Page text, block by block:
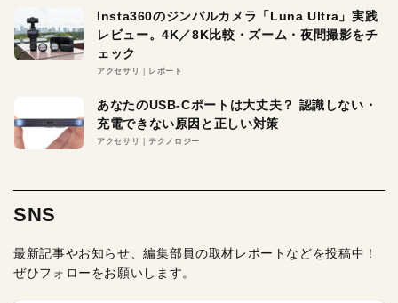
Insta360のジンバルカメラ「Luna Ultra」実践
レビュー。4K／8K比較・ズーム・夜間撮影をチ
ェック
アクセサリ レポート
あなたのUSB-Cポートは大丈夫？ 認識しない・
充電できない原因と正しい対策
アクセサリ テクノロジー
SNS
最新記事やお知らせ、編集部員の取材レポートなどを投稿中！
ぜひフォローをお願いします。